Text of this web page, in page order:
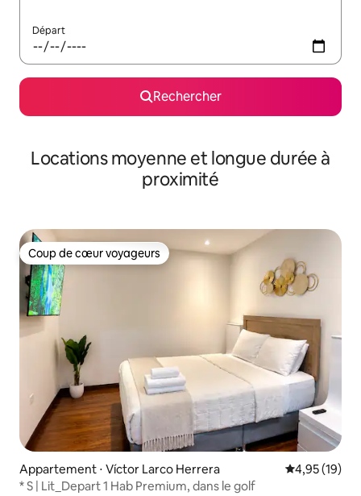
Départ
Rechercher
Locations moyenne et longue durée à
proximité
Coup de cœur voyageurs
Coup de cœur voyageurs
Appartement ⋅ Víctor Larco Herrera Évaluation
4,95 (19)
* S | Lit_Depart 1 Hab Premium, dans le golf